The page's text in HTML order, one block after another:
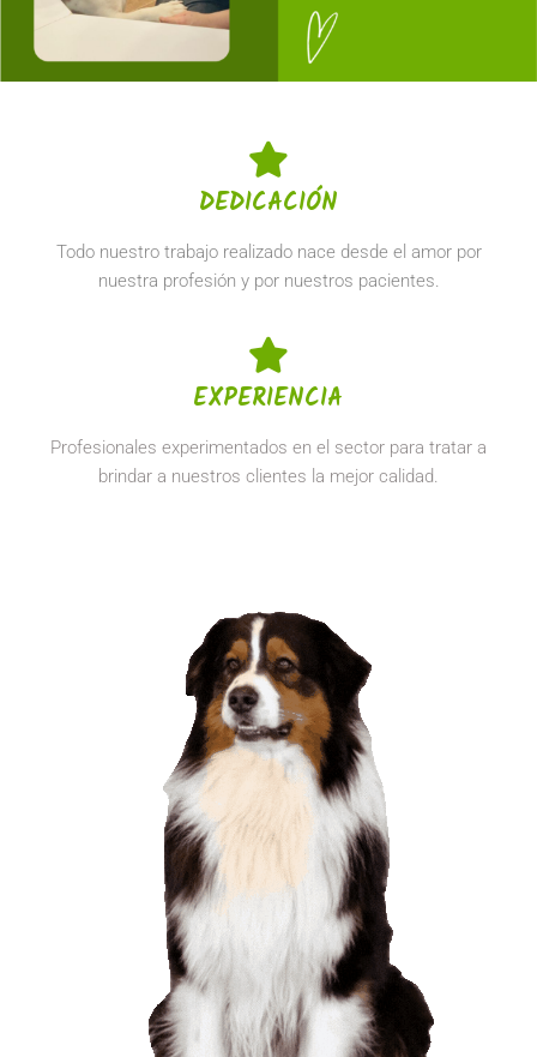
DEDICACIÓN
Todo nuestro trabajo realizado nace desde el amor por
nuestra profesión y por nuestros pacientes.
EXPERIENCIA
Profesionales experimentados en el sector para tratar a
brindar a nuestros clientes la mejor calidad.